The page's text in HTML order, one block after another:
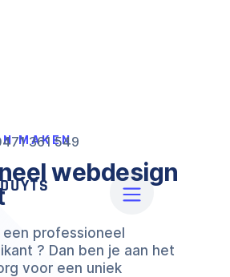
361 549
MAKEN
webdesign
professioneel
? Dan ben je aan het
voor een uniek